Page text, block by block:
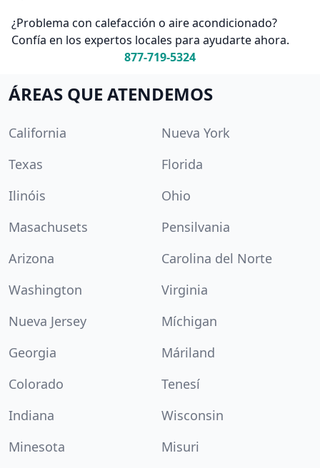
¿Problema con calefacción o aire acondicionado?
Confía en los expertos locales para ayudarte ahora.
877-719-5324
ÁREAS QUE ATENDEMOS
California
Nueva York
Texas
Florida
Ilinóis
Ohio
Masachusets
Pensilvania
Arizona
Carolina del Norte
Washington
Virginia
Nueva Jersey
Míchigan
Georgia
Máriland
Colorado
Tenesí
Indiana
Wisconsin
Minesota
Misuri